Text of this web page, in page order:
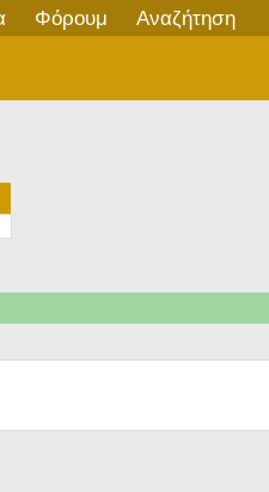
Φόρουμ Αναζήτηση